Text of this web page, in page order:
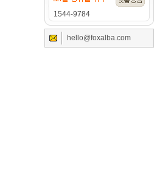
1544-9784
hello@foxalba.com